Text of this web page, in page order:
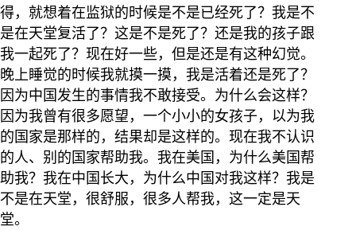
得，就想着在监狱的时候是不是已经死了？我是不
是在天堂复活了？这是不是死了？还是我的孩子跟
我一起死了？现在好一些，但是还是有这种幻觉。
晚上睡觉的时候我就摸一摸，我是活着还是死了？
因为中国发生的事情我不敢接受。为什么会这样？
因为我曾有很多愿望，一个小小的女孩子，以为我
的国家是那样的，结果却是这样的。现在我不认识
的人、别的国家帮助我。我在美国，为什么美国帮
助我？我在中国长大，为什么中国对我这样？我是
不是在天堂，很舒服，很多人帮我，这一定是天
堂。